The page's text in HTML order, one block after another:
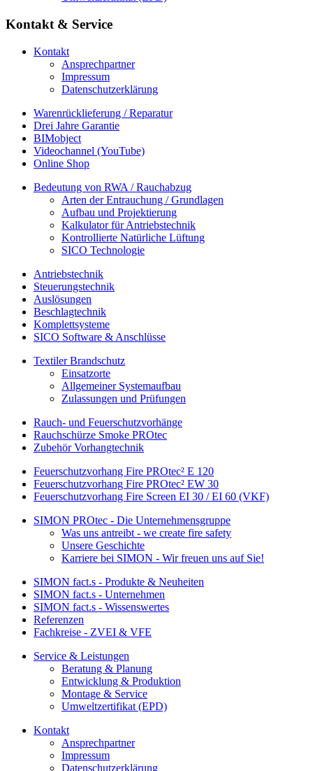
Kontakt & Service
Kontakt
Ansprechpartner
Impressum
Datenschutzerklärung
Warenrücklieferung / Reparatur
Drei Jahre Garantie
BIMobject
Videochannel (YouTube)
Online Shop
Bedeutung von RWA / Rauchabzug
Arten der Entrauchung / Grundlagen
Aufbau und Projektierung
Kalkulator für Antriebstechnik
Kontrollierte Natürliche Lüftung
SICO Technologie
Antriebstechnik
Steuerungstechnik
Auslösungen
Beschlagtechnik
Komplettsysteme
SICO Software & Anschlüsse
Textiler Brandschutz
Einsatzorte
Allgemeiner Systemaufbau
Zulassungen und Prüfungen
Rauch- und Feuerschutzvorhänge
Rauchschürze Smoke PROtec
Zubehör Vorhangtechnik
Feuerschutzvorhang Fire PROtec² E 120
Feuerschutzvorhang Fire PROtec² EW 30
Feuerschutzvorhang Fire Screen EI 30 / EI 60 (VKF)
SIMON PROtec - Die Unternehmensgruppe
Was uns antreibt - we create fire safety
Unsere Geschichte
Karriere bei SIMON - Wir freuen uns auf Sie!
SIMON fact.s - Produkte & Neuheiten
SIMON fact.s - Unternehmen
SIMON fact.s - Wissenswertes
Referenzen
Fachkreise - ZVEI & VFE
Service & Leistungen
Beratung & Planung
Entwicklung & Produktion
Montage & Service
Umweltzertifikat (EPD)
Kontakt
Ansprechpartner
Impressum
Datenschutzerklärung